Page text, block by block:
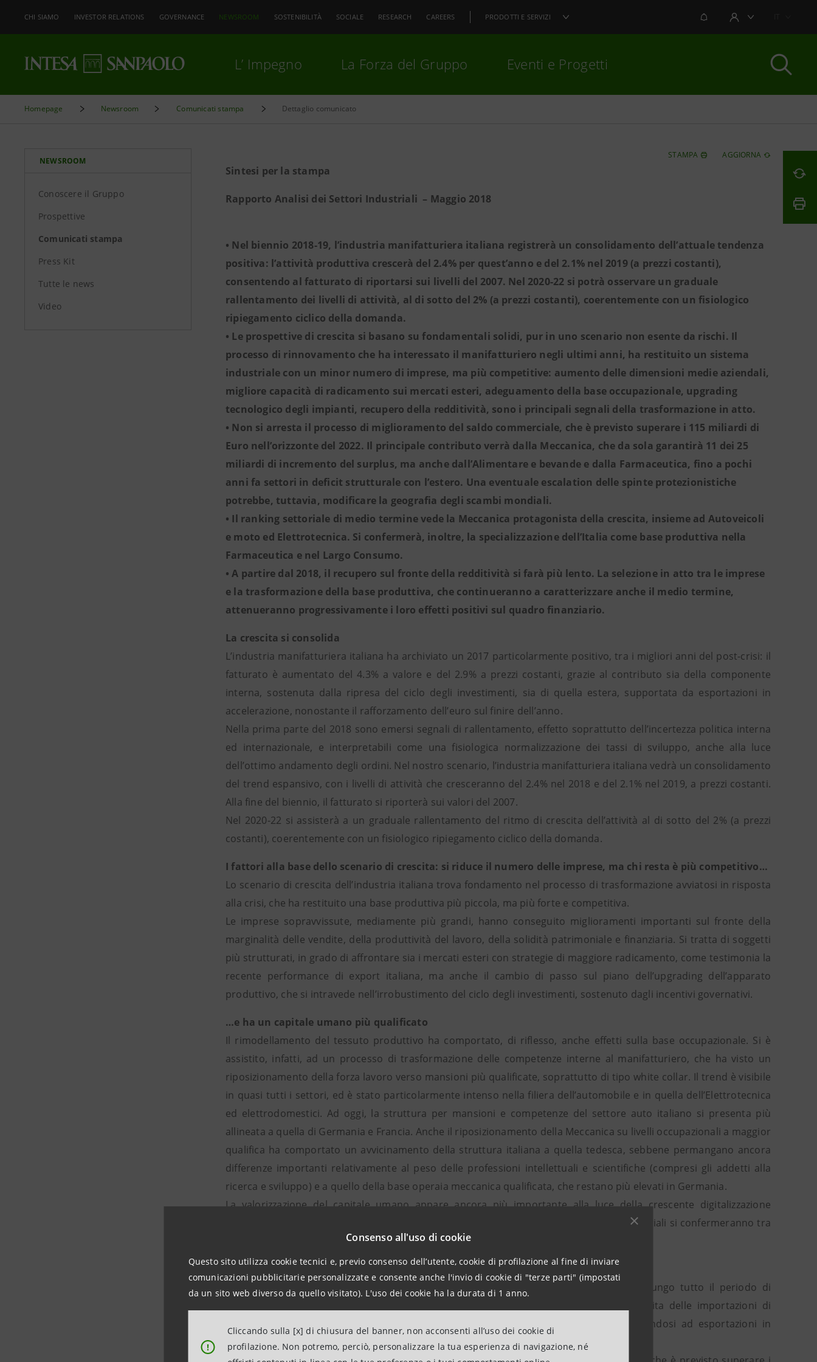
Consenso all'uso di cookie
Questo sito utilizza cookie tecnici e, previo consenso dell’utente, cookie di profilazione al fine di inviare
comunicazioni pubblicitarie personalizzate e consente anche l'invio di cookie di "terze parti" (impostati
da un sito web diverso da quello visitato). L'uso dei cookie ha la durata di 1 anno.
!
Cliccando sulla [x] di chiusura del banner, non acconsenti all’uso dei cookie di
profilazione. Non potremo, perciò, personalizzare la tua esperienza di navigazione, né
CHI SIAMO INVESTOR RELATIONS GOVERNANCE NEWSROOM SOSTENIBILITÀ SOCIALE RESEARCH CAREERS PRODOTTI E SERVIZI NOTIFICHEAREA UTENTE
L’ Impegno La Forza del Gruppo Eventi e Progetti
Homepage Newsroom Comunicati stampa Dettaglio comunicato
NEWSROOM
Conoscere il Gruppo
Prospettive
Comunicati stampa
Press Kit
Tutte le news
Video
STAMPA AGGIORNA
Sintesi per la stampa
Rapporto Analisi dei Settori Industriali – Maggio 2018
• Nel biennio 2018-19, l’industria manifatturiera italiana registrerà un consolidamento dell’attuale tendenza
positiva: l’attività produttiva crescerà del 2.4% per quest’anno e del 2.1% nel 2019 (a prezzi costanti),
consentendo al fatturato di riportarsi sui livelli del 2007. Nel 2020-22 si potrà osservare un graduale
rallentamento dei livelli di attività, al di sotto del 2% (a prezzi costanti), coerentemente con un fisiologico
ripiegamento ciclico della domanda.
• Le prospettive di crescita si basano su fondamentali solidi, pur in uno scenario non esente da rischi. Il
processo di rinnovamento che ha interessato il manifatturiero negli ultimi anni, ha restituito un sistema
industriale con un minor numero di imprese, ma più competitive: aumento delle dimensioni medie aziendali,
migliore capacità di radicamento sui mercati esteri, adeguamento della base occupazionale, upgrading
tecnologico degli impianti, recupero della redditività, sono i principali segnali della trasformazione in atto.
• Non si arresta il processo di miglioramento del saldo commerciale, che è previsto superare i 115 miliardi di
Euro nell’orizzonte del 2022. Il principale contributo verrà dalla Meccanica, che da sola garantirà 11 dei 25
miliardi di incremento del surplus, ma anche dall’Alimentare e bevande e dalla Farmaceutica, fino a pochi
anni fa settori in deficit strutturale con l’estero. Una eventuale escalation delle spinte protezionistiche
potrebbe, tuttavia, modificare la geografia degli scambi mondiali.
• Il ranking settoriale di medio termine vede la Meccanica protagonista della crescita, insieme ad Autoveicoli
e moto ed Elettrotecnica. Si confermerà, inoltre, la specializzazione dell’Italia come base produttiva nella
Farmaceutica e nel Largo Consumo.
• A partire dal 2018, il recupero sul fronte della redditività si farà più lento. La selezione in atto tra le imprese
e la trasformazione della base produttiva, che continueranno a caratterizzare anche il medio termine,
attenueranno progressivamente i loro effetti positivi sul quadro finanziario.
La crescita si consolida
L’industria manifatturiera italiana ha archiviato un 2017 particolarmente positivo, tra i migliori anni del post-crisi: il
fatturato è aumentato del 4.3% a valore e del 2.9% a prezzi costanti, grazie al contributo sia della componente
interna, sostenuta dalla ripresa del ciclo degli investimenti, sia di quella estera, supportata da esportazioni in
accelerazione, nonostante il rafforzamento dell’euro sul finire dell’anno.
Nella prima parte del 2018 sono emersi segnali di rallentamento, effetto soprattutto dell’incertezza politica interna
ed internazionale, e interpretabili come una fisiologica normalizzazione dei tassi di sviluppo, anche alla luce
dell’ottimo andamento degli ordini. Nel nostro scenario, l’industria manifatturiera italiana vedrà un consolidamento
del trend espansivo, con i livelli di attività che cresceranno del 2.4% nel 2018 e del 2.1% nel 2019, a prezzi costanti.
Alla fine del biennio, il fatturato si riporterà sui valori del 2007.
Nel 2020-22 si assisterà a un graduale rallentamento del ritmo di crescita dell’attività al di sotto del 2% (a prezzi
costanti), coerentemente con un fisiologico ripiegamento ciclico della domanda.
I fattori alla base dello scenario di crescita: si riduce il numero delle imprese, ma chi resta è più competitivo…
Lo scenario di crescita dell’industria italiana trova fondamento nel processo di trasformazione avviatosi in risposta
alla crisi, che ha restituito una base produttiva più piccola, ma più forte e competitiva.
Le imprese sopravvissute, mediamente più grandi, hanno conseguito miglioramenti importanti sul fronte della
marginalità delle vendite, della produttività del lavoro, della solidità patrimoniale e finanziaria. Si tratta di soggetti
più strutturati, in grado di affrontare sia i mercati esteri con strategie di maggiore radicamento, come testimonia la
recente performance di export italiana, ma anche il cambio di passo sul piano dell’upgrading dell’apparato
produttivo, che si intravede nell’irrobustimento del ciclo degli investimenti, sostenuto dagli incentivi governativi.
…e ha un capitale umano più qualificato
Il rimodellamento del tessuto produttivo ha comportato, di riflesso, anche effetti sulla base occupazionale. Si è
assistito, infatti, ad un processo di trasformazione delle competenze interne al manifatturiero, che ha visto un
riposizionamento della forza lavoro verso mansioni più qualificate, soprattutto di tipo white collar. Il trend è visibile
in quasi tutti i settori, ed è stato particolarmente intenso nella filiera dell’automobile e in quella dell’Elettrotecnica
ed elettrodomestici. Ad oggi, la struttura per mansioni e competenze del settore auto italiano si presenta più
allineata a quella di Germania e Francia. Anche il riposizionamento della Meccanica su livelli occupazionali a maggior
qualifica ha comportato un avvicinamento della struttura italiana a quella tedesca, sebbene permangano ancora
differenze importanti relativamente al peso delle professioni intellettuali e scientifiche (compresi gli addetti alla
ricerca e sviluppo) e a quello della base operaia meccanica qualificata, che restano più elevati in Germania.
La valorizzazione del capitale umano appare ancora più importante alla luce della crescente digitalizzazione
dell’attività manifatturiera. Nel nostro scenario, gli investimenti in ICT e in attività immateriali si confermeranno tra
le componenti più dinamiche della domanda interna.
Prosegue la fase di miglioramento del saldo commerciale manifatturiero…
Il commercio estero contribuirà positivamente ai livelli di attività del manifatturiero lungo tutto il periodo di
previsione. Il fisiologico rallentamento della domanda interna, infatti, frenerà la crescita delle importazioni di
manufatti, che si mostrerà relativamente più contenuta rispetto al passato, combinandosi ad esportazioni in
espansione su ritmi prossimi al 3.5% medio annuo.